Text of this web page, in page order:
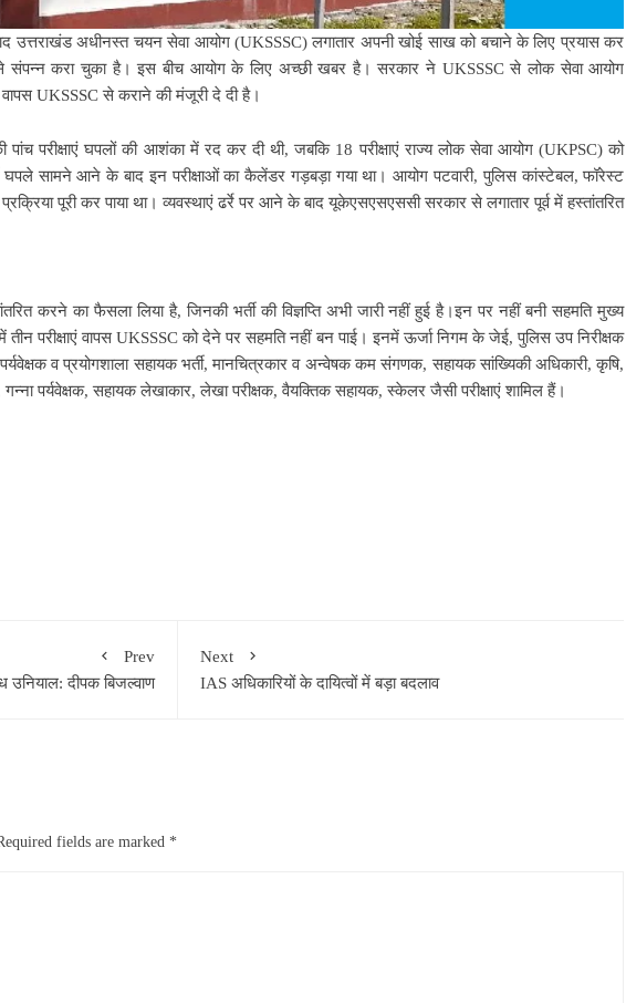
उत्तराखंड अधीनस्त चयन सेवा आयोग (UKSSSC) लगातार अपनी खोई साख को बचाने के लिए प्रयास कर
संपन्न करा चुका है। इस बीच आयोग के लिए अच्छी खबर है। सरकार ने UKSSSC से लोक सेवा आयोग
वापस UKSSSC से कराने की मंजूरी दे दी है।
परीक्षाएं घपलों की आशंका में रद कर दी थी, जबकि 18 परीक्षाएं राज्य लोक सेवा आयोग (UKPSC) को
घपले सामने आने के बाद इन परीक्षाओं का कैलेंडर गड़बड़ा गया था। आयोग पटवारी, पुलिस कांस्टेबल, फॉरेस्ट
पूरी कर पाया था। व्यवस्थाएं ढर्रे पर आने के बाद यूकेएसएसएससी सरकार से लगातार पूर्व में हस्तांतरित
करने का फैसला लिया है, जिनकी भर्ती की विज्ञप्ति अभी जारी नहीं हुई है।इन पर नहीं बनी सहमति मुख्य
परीक्षाएं वापस UKSSSC को देने पर सहमति नहीं बन पाई। इनमें ऊर्जा निगम के जेई, पुलिस उप निरीक्षक
व प्रयोगशाला सहायक भर्ती, मानचित्रकार व अन्वेषक कम संगणक, सहायक सांख्यिकी अधिकारी, कृषि,
गन्ना पर्यवेक्षक, सहायक लेखाकार, लेखा परीक्षक, वैयक्तिक सहायक, स्केलर जैसी परीक्षाएं शामिल हैं।
Prev
उनियाल: दीपक बिजल्वाण
Next
IAS अधिकारियों के दायित्वों में बड़ा बदलाव
fields are marked *